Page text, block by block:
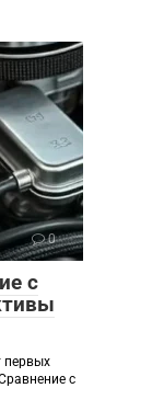
0
с
первых
с